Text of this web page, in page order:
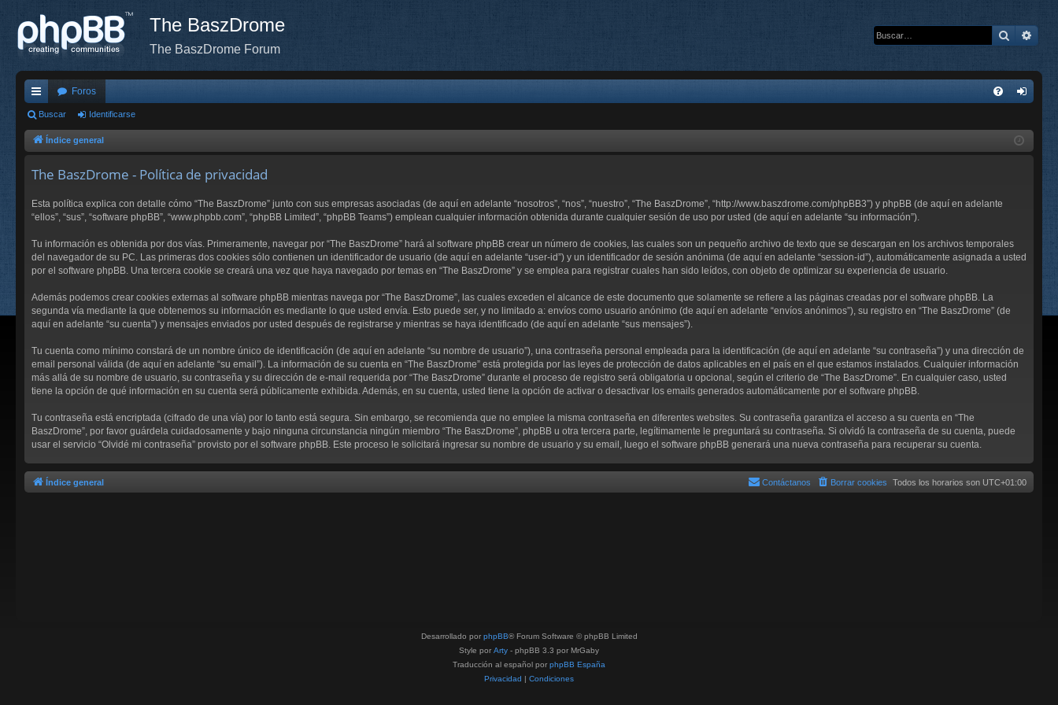
The BaszDrome
The BaszDrome Forum
Buscar
nl
ac
pi
s
Foros
nti
Buscar Identificarse
Índice general
The BaszDrome - Política de privacidad
Esta política explica con detalle cómo “The BaszDrome” junto con sus empresas asociadas (de aquí en adelante “nosotros”, “nos”, “nuestro”, “The BaszDrome”, “http://www.baszdrome.com/phpBB3”) y phpBB (de aquí en adelante
“ellos”, “sus”, “software phpBB”, “www.phpbb.com”, “phpBB Limited”, “phpBB Teams”) emplean cualquier información obtenida durante cualquier sesión de uso por usted (de aquí en adelante “su información”).
Tu información es obtenida por dos vías. Primeramente, navegar por “The BaszDrome” hará al software phpBB crear un número de cookies, las cuales son un pequeño archivo de texto que se descargan en los archivos temporales
del navegador de su PC. Las primeras dos cookies sólo contienen un identificador de usuario (de aquí en adelante “user-id”) y un identificador de sesión anónima (de aquí en adelante “session-id”), automáticamente asignada a usted
por el software phpBB. Una tercera cookie se creará una vez que haya navegado por temas en “The BaszDrome” y se emplea para registrar cuales han sido leídos, con objeto de optimizar su experiencia de usuario.
Además podemos crear cookies externas al software phpBB mientras navega por “The BaszDrome”, las cuales exceden el alcance de este documento que solamente se refiere a las páginas creadas por el software phpBB. La
segunda vía mediante la que obtenemos su información es mediante lo que usted envía. Esto puede ser, y no limitado a: envíos como usuario anónimo (de aquí en adelante “envíos anónimos”), su registro en “The BaszDrome” (de
aquí en adelante “su cuenta”) y mensajes enviados por usted después de registrarse y mientras se haya identificado (de aquí en adelante “sus mensajes”).
Tu cuenta como mínimo constará de un nombre único de identificación (de aquí en adelante “su nombre de usuario”), una contraseña personal empleada para la identificación (de aquí en adelante “su contraseña”) y una dirección de
email personal válida (de aquí en adelante “su email”). La información de su cuenta en “The BaszDrome” está protegida por las leyes de protección de datos aplicables en el país en el que estamos instalados. Cualquier información
más allá de su nombre de usuario, su contraseña y su dirección de e-mail requerida por “The BaszDrome” durante el proceso de registro será obligatoria u opcional, según el criterio de “The BaszDrome”. En cualquier caso, usted
tiene la opción de qué información en su cuenta será públicamente exhibida. Además, en su cuenta, usted tiene la opción de activar o desactivar los emails generados automáticamente por el software phpBB.
Tu contraseña está encriptada (cifrado de una vía) por lo tanto está segura. Sin embargo, se recomienda que no emplee la misma contraseña en diferentes websites. Su contraseña garantiza el acceso a su cuenta en “The
BaszDrome”, por favor guárdela cuidadosamente y bajo ninguna circunstancia ningún miembro “The BaszDrome”, phpBB u otra tercera parte, legítimamente le preguntará su contraseña. Si olvidó la contraseña de su cuenta, puede
usar el servicio “Olvidé mi contraseña” provisto por el software phpBB. Este proceso le solicitará ingresar su nombre de usuario y su email, luego el software phpBB generará una nueva contraseña para recuperar su cuenta.
Índice general Todos los horarios son UTC+01:00
Borrar cookies
Contáctanos
Desarrollado por phpBB® Forum Software © phpBB Limited
Style por Arty - phpBB 3.3 por MrGaby
Traducción al español por phpBB España
Privacidad | Condiciones